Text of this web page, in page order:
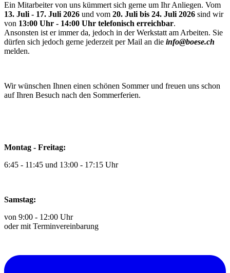
Ein Mitarbeiter von uns kümmert sich gerne um Ihr Anliegen. Vom
13. Juli - 17. Juli 2026 und vom 20. Juli bis 24. Juli 2026 sind wir
von 13:00 Uhr - 14:00 Uhr telefonisch erreichbar.
Ansonsten ist er immer da, jedoch in der Werkstatt am Arbeiten. Sie
dürfen sich jedoch gerne jederzeit per Mail an die info@boese.ch
melden.
Wir wünschen Ihnen einen schönen Sommer und freuen uns schon
auf Ihren Besuch nach den Sommerferien.
Montag - Freitag:
6:45 - 11:45 und 13:00 - 17:15 Uhr
Samstag:
von 9:00 - 12:00 Uhr
oder mit Terminvereinbarung